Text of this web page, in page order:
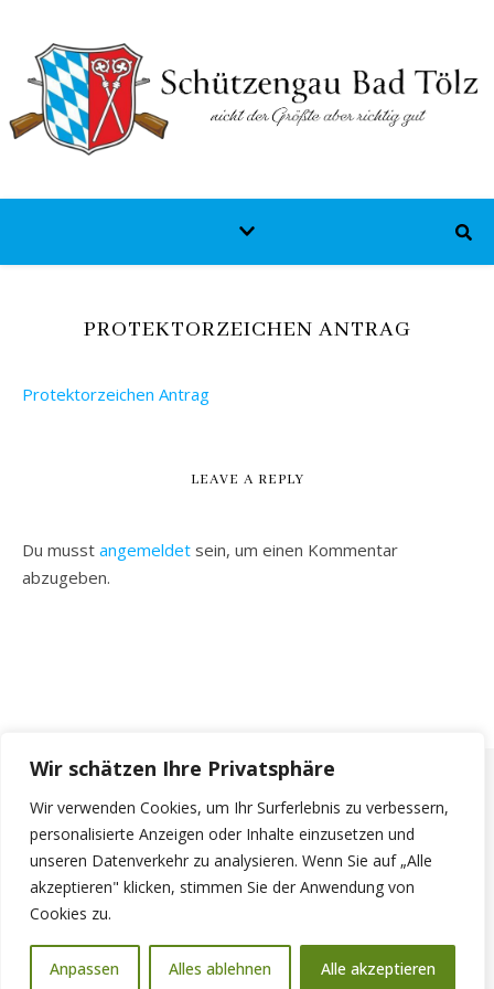
Wir schätzen Ihre Privatsphäre
Wir verwenden Cookies, um Ihr Surferlebnis zu verbessern,
personalisierte Anzeigen oder Inhalte einzusetzen und
unseren Datenverkehr zu analysieren. Wenn Sie auf „Alle
akzeptieren" klicken, stimmen Sie der Anwendung von
Cookies zu.
Anpassen Alles ablehnen Alle akzeptieren
PROTEKTORZEICHEN ANTRAG
Protektorzeichen Antrag
LEAVE A REPLY
Du musst angemeldet sein, um einen Kommentar
abzugeben.